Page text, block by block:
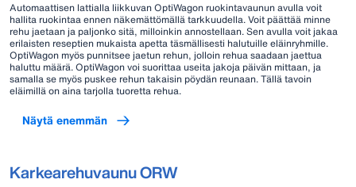
Automaattisen lattialla liikkuvan OptiWagon ruokintavaunun avulla voit
hallita ruokintaa ennen näkemättömällä tarkkuudella. Voit päättää minne
rehu jaetaan ja paljonko sitä, milloinkin annostellaan. Sen avulla voit jakaa
erilaisten reseptien mukaista apetta täsmällisesti halutuille eläinryhmille.
OptiWagon myös punnitsee jaetun rehun, jolloin rehua saadaan jaettua
haluttu määrä. OptiWagon voi suorittaa useita jakoja päivän mittaan, ja
samalla se myös puskee rehun takaisin pöydän reunaan. Tällä tavoin
eläimillä on aina tarjolla tuoretta rehua.
Näytä enemmän
Karkearehuvaunu ORW